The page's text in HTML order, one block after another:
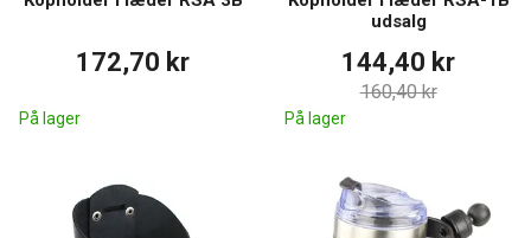
172,70 kr
På lager
udsalg
144,40 kr
160,40 kr
På lager